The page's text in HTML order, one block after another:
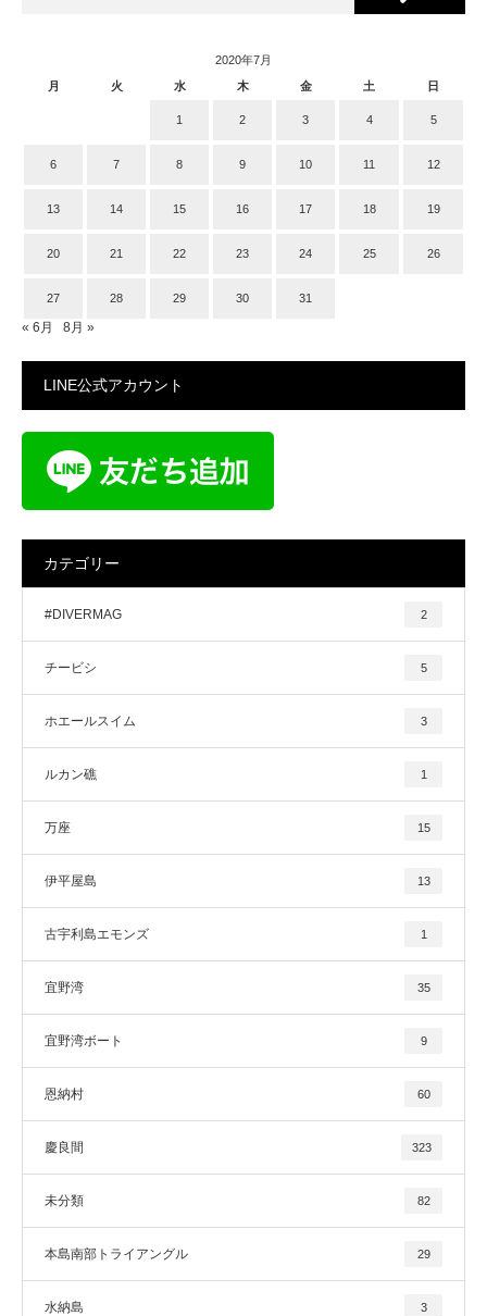
2020年7月
月
火 水 木 金 土 日
1 2 3 4 5
6 7 8 9 10 11 12
13 14 15 16 17 18 19
20 21 22 23 24 25 26
27 28 29 30 31
« 6月 8月 »
LINE公式アカウント
カテゴリー
#DIVERMAG 2
チービシ 5
ホエールスイム 3
ルカン礁 1
万座 15
伊平屋島 13
古宇利島エモンズ 1
宜野湾 35
宜野湾ボート 9
恩納村 60
慶良間 323
未分類 82
本島南部トライアングル 29
水納島 3